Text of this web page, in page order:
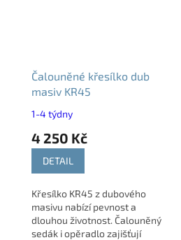
Čalouněné křesílko dub
masiv KR45
1-4 týdny
4 250 Kč
DETAIL
Křesílko KR45 z dubového
masivu nabízí pevnost a
dlouhou životnost. Čalouněný
sedák i opěradlo zajišťují